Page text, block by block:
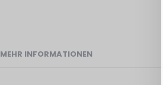
MEHR INFORMATIONEN